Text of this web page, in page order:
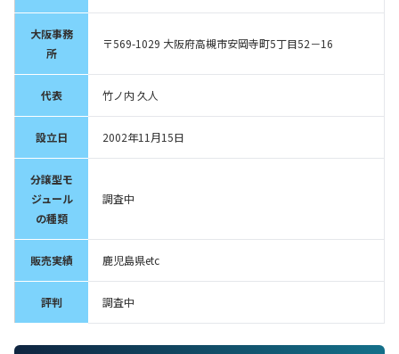
大阪事務
所
〒569-1029 大阪府高槻市安岡寺町5丁目52－16
代表 竹ノ内 久人
設立日 2002年11月15日
分譲型モ
ジュール
の種類
調査中
販売実績 鹿児島県etc
評判 調査中